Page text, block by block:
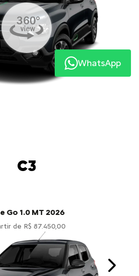
C3
Go 1.0 MT 2026
de R$ 87.450,00
Next
WhatsApp